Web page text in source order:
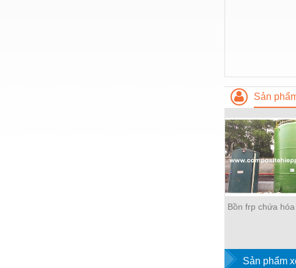
Sản
Bồn frp chứa
Sản phẩm